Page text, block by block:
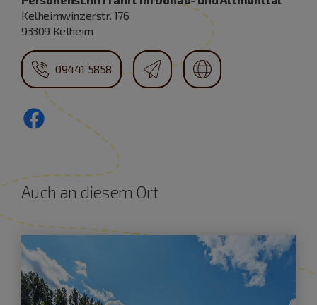
Kelheimwinzerstr. 176
93309 Kelheim
09441 5858
Auch an diesem Ort